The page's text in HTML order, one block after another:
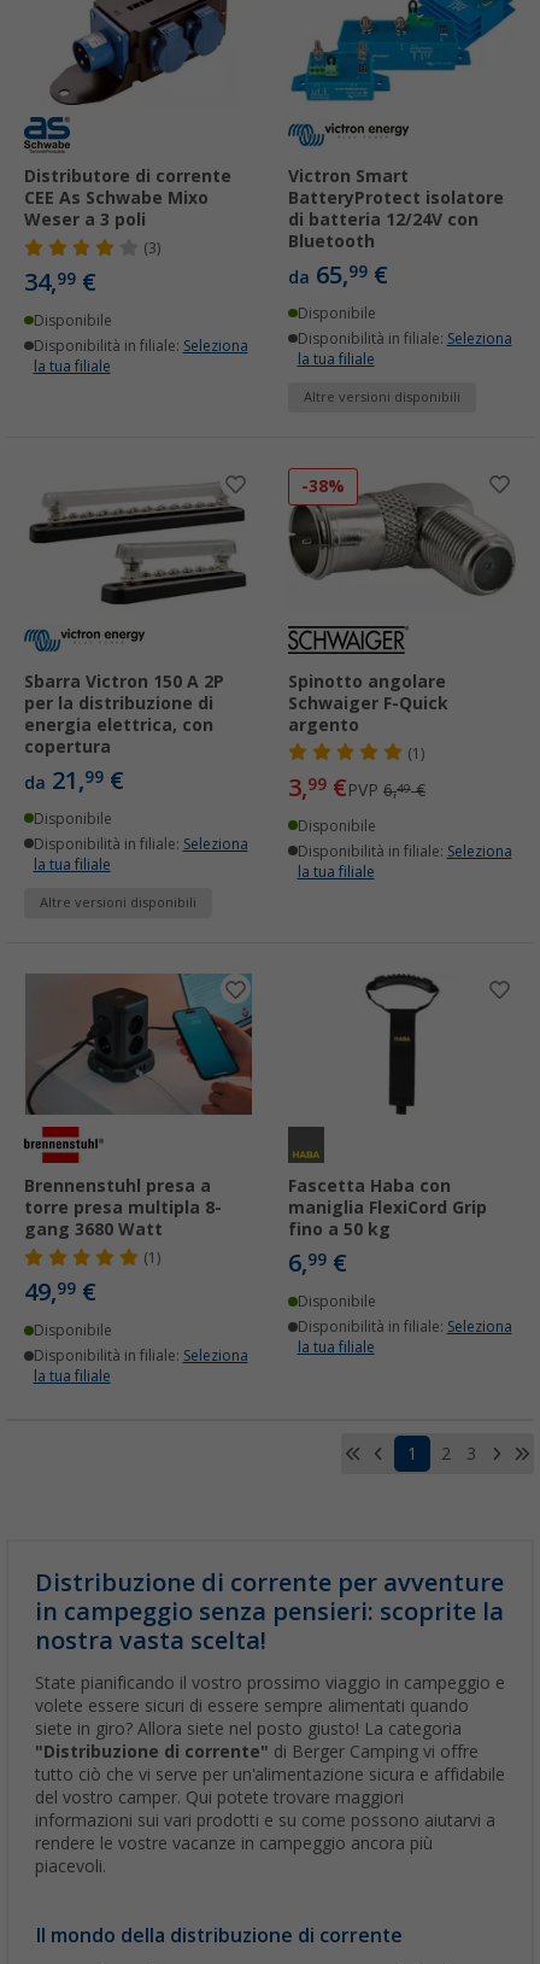
Distributore di corrente
CEE As Schwabe Mixo
Weser a 3 poli
(3)
34,99 €
Disponibile
Disponibilità in filiale: Seleziona
la tua filiale
Victron Smart
BatteryProtect isolatore
di batteria 12/24V con
Bluetooth
da 65,99 €
Disponibile
Disponibilità in filiale: Seleziona
la tua filiale
Altre versioni disponibili
Sbarra Victron 150 A 2P
per la distribuzione di
energia elettrica, con
copertura
da 21,99 €
Disponibile
Disponibilità in filiale: Seleziona
la tua filiale
Altre versioni disponibili
-38%
Spinotto angolare
Schwaiger F-Quick
argento
(1)
3,99 €PVP 6,49€
Disponibile
Disponibilità in filiale: Seleziona
la tua filiale
Brennenstuhl presa a
torre presa multipla 8-
gang 3680 Watt
(1)
49,99 €
Disponibile
Disponibilità in filiale: Seleziona
la tua filiale
Fascetta Haba con
maniglia FlexiCord Grip
fino a 50 kg
6,99 €
Disponibile
Disponibilità in filiale: Seleziona
la tua filiale
1 2 3
Distribuzione di corrente per avventure
in campeggio senza pensieri: scoprite la
nostra vasta scelta!
State pianificando il vostro prossimo viaggio in campeggio e
volete essere sicuri di essere sempre alimentati quando
siete in giro? Allora siete nel posto giusto! La categoria
"Distribuzione di corrente" di Berger Camping vi offre
tutto ciò che vi serve per un'alimentazione sicura e affidabile
del vostro camper. Qui potete trovare maggiori
informazioni sui vari prodotti e su come possono aiutarvi a
rendere le vostre vacanze in campeggio ancora più
piacevoli.
Il mondo della distribuzione di corrente